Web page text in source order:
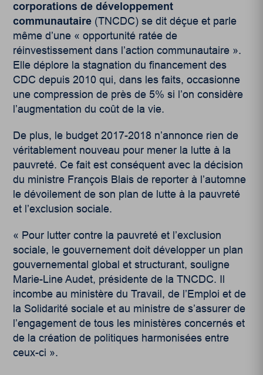
corporations de développement
communautaire (TNCDC) se dit déçue et parle
même d’une « opportunité ratée de
réinvestissement dans l’action communautaire ».
Elle déplore la stagnation du financement des
CDC depuis 2010 qui, dans les faits, occasionne
une compression de près de 5% si l’on considère
l’augmentation du coût de la vie.
De plus, le budget 2017-2018 n’annonce rien de
véritablement nouveau pour mener la lutte à la
pauvreté. Ce fait est conséquent avec la décision
du ministre François Blais de reporter à l’automne
le dévoilement de son plan de lutte à la pauvreté
et l’exclusion sociale.
« Pour lutter contre la pauvreté et l’exclusion
sociale, le gouvernement doit développer un plan
gouvernemental global et structurant, souligne
Marie-Line Audet, présidente de la TNCDC. Il
incombe au ministère du Travail, de l’Emploi et de
la Solidarité sociale et au ministre de s’assurer de
l’engagement de tous les ministères concernés et
de la création de politiques harmonisées entre
ceux-ci ».